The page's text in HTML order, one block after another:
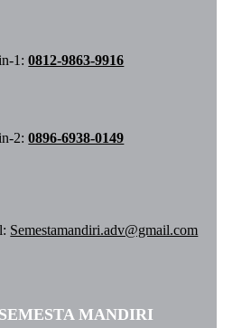
1:0812-9863-9916
2:0896-6938-0149
Semestamandiri.adv@gmail.com
MANDIRI